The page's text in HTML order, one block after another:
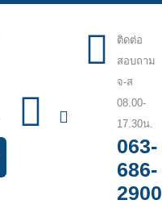
ติดต่อ
สอบถาม
จ-ส
08.00-
17.30น.
063-
686-
2900